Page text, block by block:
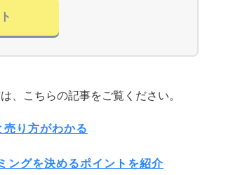
、こちらの記事をご覧ください。
り方がわかる
ングを決めるポイントを紹介